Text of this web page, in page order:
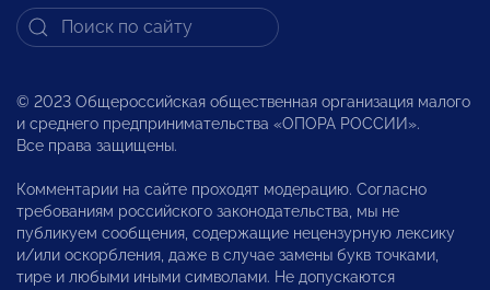
© 2023 Общероссийская общественная организация малого
и среднего предпринимательства «ОПОРА РОССИИ».
Все права защищены.
Комментарии на сайте проходят модерацию. Согласно
требованиям российского законодательства, мы не
публикуем сообщения, содержащие нецензурную лексику
и/или оскорбления, даже в случае замены букв точками,
тире и любыми иными символами. Не допускаются